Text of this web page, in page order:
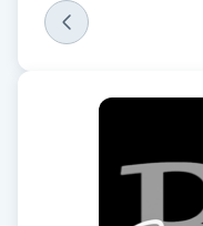
Fransk manikyr
Fransrengöring